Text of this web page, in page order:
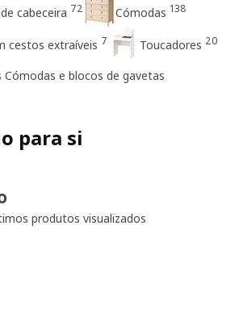
cabeceira 72 Cómodas 138
cestos extraíveis 7 Toucadores 20
Cómodas e blocos de gavetas
para si
produtos visualizados